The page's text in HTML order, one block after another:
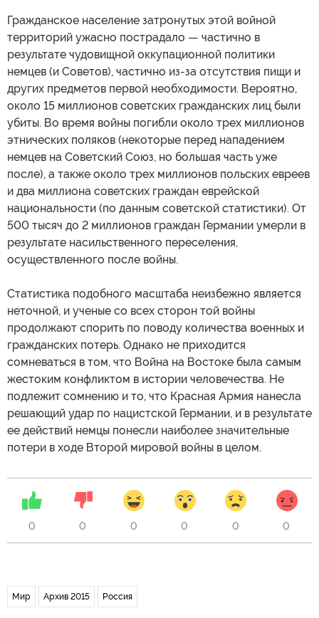
Гражданское население затронутых этой войной
территорий ужасно пострадало — частично в
результате чудовищной оккупационной политики
немцев (и Советов), частично из-за отсутствия пищи и
других предметов первой необходимости. Вероятно,
около 15 миллионов советских гражданских лиц были
убиты. Во время войны погибли около трех миллионов
этнических поляков (некоторые перед нападением
немцев на Советский Союз, но большая часть уже
после), а также около трех миллионов польских евреев
и два миллиона советских граждан еврейской
национальности (по данным советской статистики). От
500 тысяч до 2 миллионов граждан Германии умерли в
результате насильственного переселения,
осуществленного после войны.
Статистика подобного масштаба неизбежно является
неточной, и ученые со всех сторон той войны
продолжают спорить по поводу количества военных и
гражданских потерь. Однако не приходится
сомневаться в том, что Война на Востоке была самым
жестоким конфликтом в истории человечества. Не
подлежит сомнению и то, что Красная Армия нанесла
решающий удар по нацистской Германии, и в результате
ее действий немцы понесли наиболее значительные
потери в ходе Второй мировой войны в целом.
0 0 0 0 0 0
Мир Архив 2015 Россия